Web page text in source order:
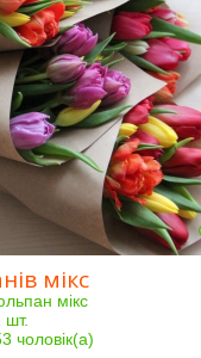
мікс
мікс
шт.
чоловік(а)